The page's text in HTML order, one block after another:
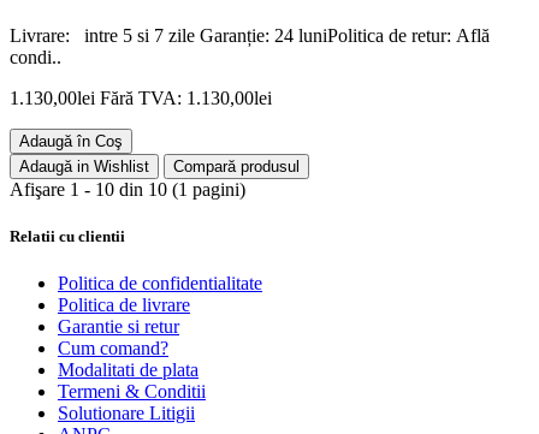
Livrare: intre 5 si 7 zile Garanție: 24 luniPolitica de retur: Află
condi..
1.130,00lei Fără TVA: 1.130,00lei
Adaugă în Coş
Adaugă in Wishlist
Compară produsul
Afişare 1 - 10 din 10 (1 pagini)
Relatii cu clientii
Politica de confidentialitate
Politica de livrare
Garantie si retur
Cum comand?
Modalitati de plata
Termeni & Conditii
Solutionare Litigii